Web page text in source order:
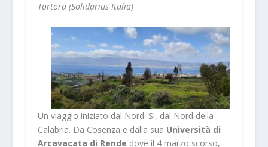
Tortora (Solidarius Italia)
Un viaggio iniziato dal Nord. Si, dal Nord della
Calabria. Da Cosenza e dalla sua Università di
Arcavacata di Rende dove il 4 marzo scorso,